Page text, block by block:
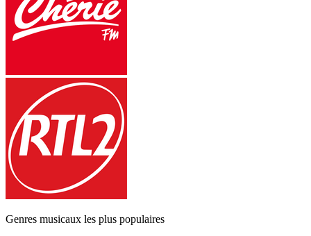
Genres musicaux les plus populaires